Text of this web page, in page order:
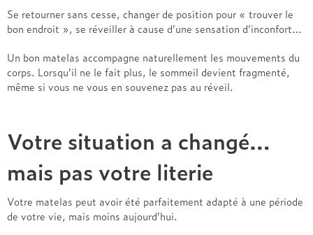
Se retourner sans cesse, changer de position pour « trouver le
bon endroit », se réveiller à cause d’une sensation d’inconfort…
Un bon matelas accompagne naturellement les mouvements du
corps. Lorsqu’il ne le fait plus, le sommeil devient fragmenté,
même si vous ne vous en souvenez pas au réveil.
Votre situation a changé…
mais pas votre literie
Votre matelas peut avoir été parfaitement adapté à une période
de votre vie, mais moins aujourd’hui.